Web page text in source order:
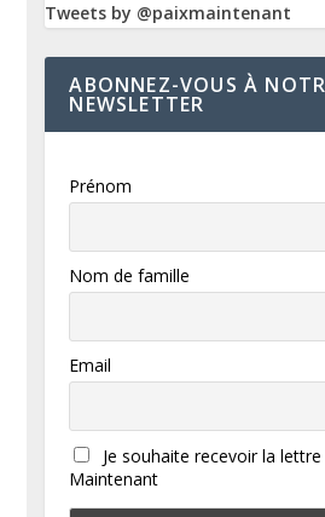
Tweets by @paixmaintenant
ABONNEZ-VOUS À
NEWSLETTER
Prénom
Nom de famille
Email
Je souhaite recevoir la
Maintenant